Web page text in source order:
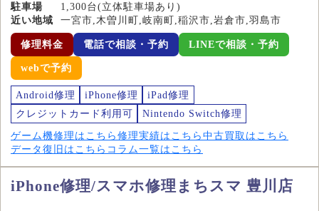
駐車場
1,300台(立体駐車場あり)
近い地域
一宮市,木曽川町,岐南町,稲沢市,岩倉市,羽島市
修理料金 電話で相談・予約 LINEで相談・予約
webで予約
Android修理 iPhone修理
iPad修理
クレジットカード利用可
Nintendo Switch修理
ゲーム機修理はこちら 修理実績はこちら 中古買取はこちら
データ復旧はこちら コラム一覧はこちら
iPhone修理/スマホ修理まちスマ 豊川店